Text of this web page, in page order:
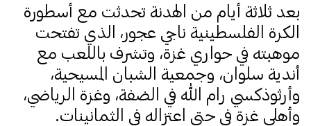
بعد ثلاثة أيام من الهدنة تحدثت مع أسطورة
الكرة الفلسطينية ناجي عجور، الذي تفتحت
موهبته في حواري غزة، وتشرف باللعب مع
أندية سلوان، وجمعية الشبان المسيحية،
وأرثوذكسي رام الله في الضفة، وغزة الرياضي،
وأهلي غزة في حتى اعتزاله في الثمانينات.